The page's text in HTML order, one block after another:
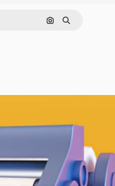
Cerca per immagine
Ricerca